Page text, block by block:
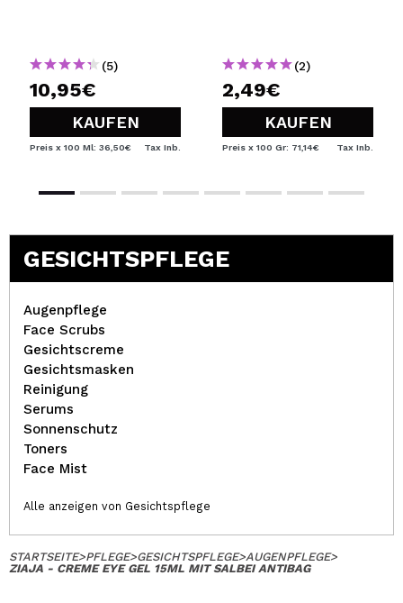
(5)
10,95€
KAUFEN
Preis x 100 Ml: 36,50€ Tax Inb.
(2)
2,49€
KAUFEN
Preis x 100 Gr: 71,14€ Tax Inb.
GESICHTSPFLEGE
Augenpflege
Face Scrubs
Gesichtscreme
Gesichtsmasken
Reinigung
Serums
Sonnenschutz
Toners
Face Mist
Alle anzeigen von Gesichtspflege
STARTSEITE>PFLEGE>GESICHTSPFLEGE>AUGENPFLEGE>
ZIAJA - CREME EYE GEL 15ML MIT SALBEI ANTIBAG